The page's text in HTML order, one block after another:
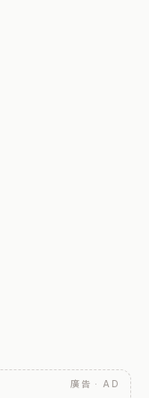
廣告 · AD